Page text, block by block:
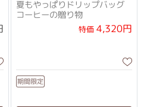
夏もやっぱりドリップバッグ
コーヒーの贈り物
特価4,320円
期間限定